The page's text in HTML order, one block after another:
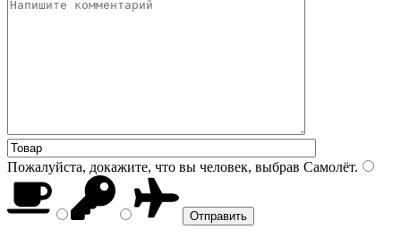
Пожалуйста, докажите, что вы человек, выбрав Самолёт.